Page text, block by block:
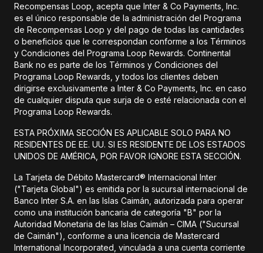
Recompensas Loop, acepta que Inter & Co Payments, Inc.
es el único responsable de la administración del Programa
de Recompensas Loop y del pago de todas las cantidades
o beneficios que le correspondan conforme a los Términos
y Condiciones del Programa Loop Rewards. Continental
Bank no es parte de los Términos y Condiciones del
Programa Loop Rewards, y todos los clientes deben
dirigirse exclusivamente a Inter & Co Payments, Inc. en caso
de cualquier disputa que surja de o esté relacionada con el
Programa Loop Rewards.
ESTA PRÓXIMA SECCIÓN ES APLICABLE SOLO PARA NO
RESIDENTES DE EE. UU. SI ES RESIDENTE DE LOS ESTADOS
UNIDOS DE AMÉRICA, POR FAVOR IGNORE ESTA SECCIÓN.
La Tarjeta de Débito Mastercard® Internacional Inter
("Tarjeta Global") es emitida por la sucursal internacional de
Banco Inter S.A. en las Islas Caimán, autorizada para operar
como una institución bancaria de categoría "B" por la
Autoridad Monetaria de las Islas Caimán – CIMA ("Sucursal
de Caimán"), conforme a una licencia de Mastercard
International Incorporated, vinculada a una cuenta corriente